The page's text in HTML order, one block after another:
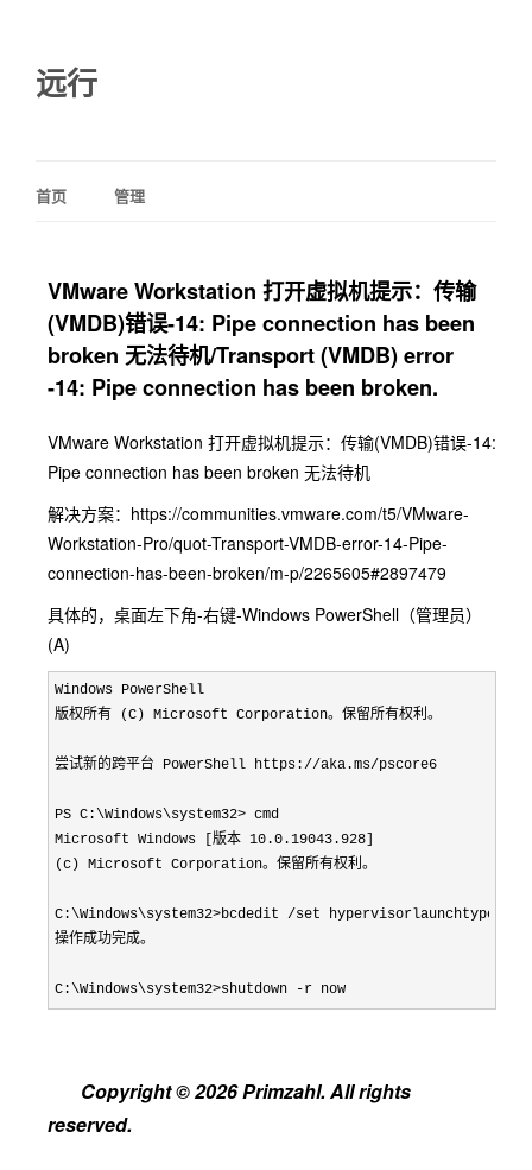
远行
首页 管理
VMware Workstation 打开虚拟机提示：传输
(VMDB)错误-14: Pipe connection has been
broken 无法待机/Transport (VMDB) error
-14: Pipe connection has been broken.
VMware Workstation 打开虚拟机提示：传输(VMDB)错误-14:
Pipe connection has been broken 无法待机
解决方案：https://communities.vmware.com/t5/VMware-
Workstation-Pro/quot-Transport-VMDB-error-14-Pipe-
connection-has-been-broken/m-p/2265605#2897479
具体的，桌面左下角-右键-Windows PowerShell（管理员）
(A)
Windows PowerShell
版权所有 (C) Microsoft Corporation。保留所有权利。
尝试新的跨平台 PowerShell https://aka.ms/pscore6
PS C:\Windows\system32> cmd
Microsoft Windows [版本 10.0.19043.928]
(c) Microsoft Corporation。保留所有权利。
C:\Windows\system32>bcdedit /set hypervisorlaunchtype off
操作成功完成。
C:\Windows\system32>shutdown -r now
Copyright © 2026 Primzahl. All rights
reserved.